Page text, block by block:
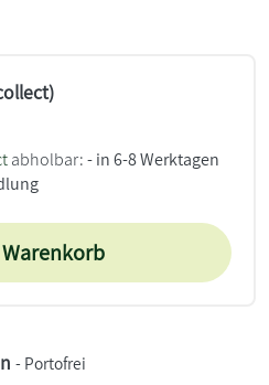
abholbar:- in 6-8 Werktagen
- Portofrei